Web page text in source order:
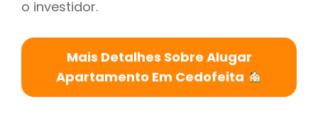
o investidor.
Mais Detalhes Sobre Alugar
Apartamento Em Cedofeita